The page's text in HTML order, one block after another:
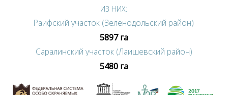
ИЗ НИХ:
Раифский участок (Зеленодольский район)
5897 га
Саралинский участок (Лаишевский район)
5480 га